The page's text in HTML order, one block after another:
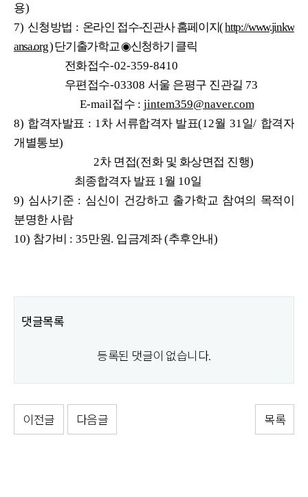
용)
7) 신청방법 : 온라인 접수-진관사홈페이지(http://www.jinkw
ansa.org)단기출가학교◉신청하기 클릭
전화접수-02-359-8410
우편접수-03308 서울 은평구 진관길 73
E-mail접수 : jintem359@naver.com
8) 합격자발표 : 1차 서류합격자 발표(12월 31일/ 합격자
개별통보)
2차 면접(전화 및 화상면접 진행)
최종합격자 발표 1월 10일
9) 심사기준 : 심신이 건강하고 출가학교 참여의 목적이
분명한 사람
10) 참가비 : 35만원. 입금계좌(추후안내)
댓글목록
등록된 댓글이 없습니다.
이전글 다음글 목록